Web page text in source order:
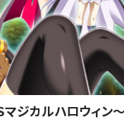
マジカルハロウィ